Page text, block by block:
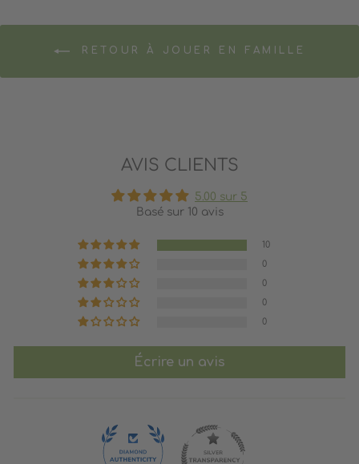
RETOUR À JOUER EN FAMILLE
AVIS CLIENTS
5.00 sur 5
Basé sur 10 avis
10
0
0
0
0
Écrire un avis